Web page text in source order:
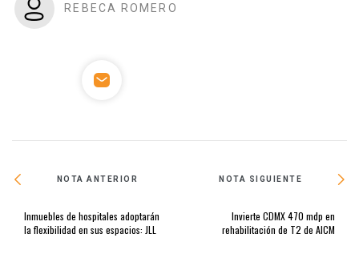
REBECA ROMERO
NOTA ANTERIOR
Inmuebles de hospitales adoptarán
la flexibilidad en sus espacios: JLL
NOTA SIGUIENTE
Invierte CDMX 470 mdp en
rehabilitación de T2 de AICM